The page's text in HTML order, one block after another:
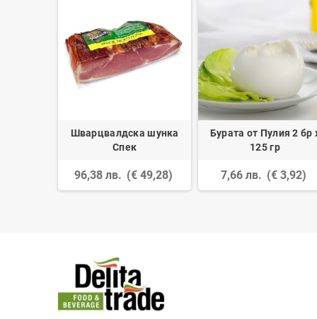
Шварцвалдска шунка
Спек
96,38 лв. (€ 49,28)
Бурата от Пулия 2 бр
125 гр
7,66 лв. (€ 3,92)